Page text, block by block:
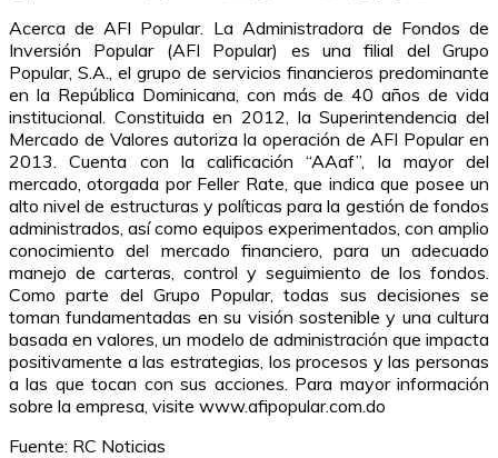
Acerca de AFI Popular. La Administradora de Fondos de
Inversión Popular (AFI Popular) es una filial del Grupo
Popular, S.A., el grupo de servicios financieros predominante
en la República Dominicana, con más de 40 años de vida
institucional. Constituida en 2012, la Superintendencia del
Mercado de Valores autoriza la operación de AFI Popular en
2013. Cuenta con la calificación “AAaf”, la mayor del
mercado, otorgada por Feller Rate, que indica que posee un
alto nivel de estructuras y políticas para la gestión de fondos
administrados, así como equipos experimentados, con amplio
conocimiento del mercado financiero, para un adecuado
manejo de carteras, control y seguimiento de los fondos.
Como parte del Grupo Popular, todas sus decisiones se
toman fundamentadas en su visión sostenible y una cultura
basada en valores, un modelo de administración que impacta
positivamente a las estrategias, los procesos y las personas
a las que tocan con sus acciones. Para mayor información
sobre la empresa, visite www.afipopular.com.do
Fuente: RC Noticias